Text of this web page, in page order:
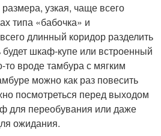
узкая, чаще всего
типа «бабочка» и
длинный коридор разделить
шкаф-купе или встроенный
вроде тамбура с мягким
можно как раз повесить
посмотреться перед выходом
для переобувания или даже
ожидания.